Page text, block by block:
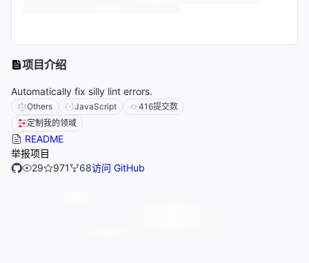
项目介绍
Automatically fix silly lint errors.
Others JavaScript 416提交数
定制我的领域
README
举报项目
29
971 68访问 GitHub